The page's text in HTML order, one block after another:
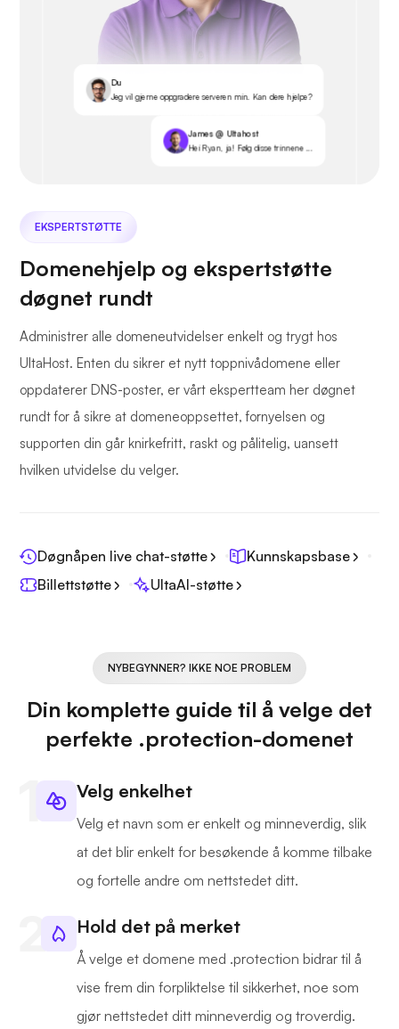
Du
Jeg vil gjerne oppgradere serveren min. Kan dere hjelpe?
James @ Ultahost
Hei Ryan, ja! Følg disse trinnene ...
EKSPERTSTØTTE
Domenehjelp og ekspertstøtte
døgnet rundt
Administrer alle domeneutvidelser enkelt og trygt hos
UltaHost. Enten du sikrer et nytt toppnivådomene eller
oppdaterer DNS-poster, er vårt ekspertteam her døgnet
rundt for å sikre at domeneoppsettet, fornyelsen og
supporten din går knirkefritt, raskt og pålitelig, uansett
hvilken utvidelse du velger.
Døgnåpen live chat-støtte
Kunnskapsbase
Billettstøtte
UltaAI-støtte
NYBEGYNNER? IKKE NOE PROBLEM
Din komplette guide til å velge det
perfekte .protection-domenet
Velg enkelhet
Velg et navn som er enkelt og minneverdig, slik
at det blir enkelt for besøkende å komme tilbake
og fortelle andre om nettstedet ditt.
Hold det på merket
Å velge et domene med .protection bidrar til å
vise frem din forpliktelse til sikkerhet, noe som
gjør nettstedet ditt minneverdig og troverdig.